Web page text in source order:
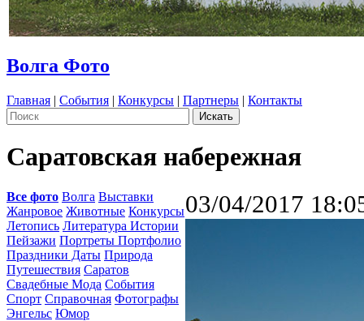
Волга Фото
Главная | События | Конкурсы | Партнеры | Контакты
Саратовская набережная
Все фото Волга Выставки
Жанровое Животные Конкурсы
Летопись Литература Истории
Пейзажи Портреты Портфолио
Праздники Даты Природа
Путешествия Саратов
Свадебные Мода События
Спорт Справочная Фотографы
Энгельс Юмор
03/04/2017